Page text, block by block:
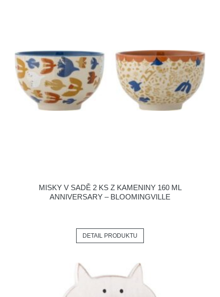
MISKY V SADĚ 2 KS Z KAMENINY 160 ML
ANNIVERSARY – BLOOMINGVILLE
DETAIL PRODUKTU